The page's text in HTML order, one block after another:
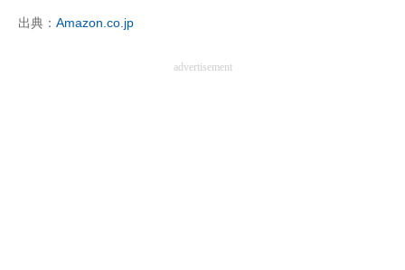
出典： Amazon.co.jp
advertisement